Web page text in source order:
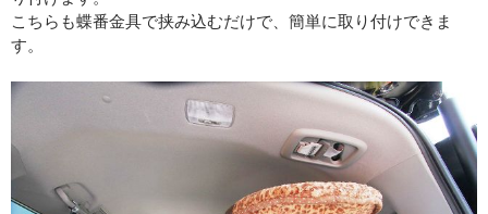
こちらも蝶番金具で挟み込むだけで、簡単に取り付けできま
す。